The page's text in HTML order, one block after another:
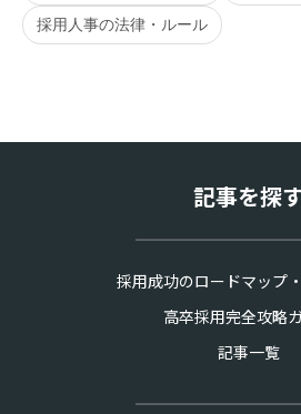
採用人事の法律・ルール
記事を探
採用成功のロードマップ
高卒採用完全攻略
記事一覧